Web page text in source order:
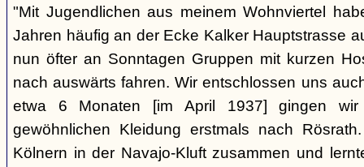
"Mit Jugendlichen aus meinem Wohnviertel
Jahren häufig an der Ecke Kalker Hauptstrasse
nun öfter an Sonntagen Gruppen mit kurzen
nach auswärts fahren. Wir entschlossen uns
etwa 6 Monaten [im April 1937] gingen
gewöhnlichen Kleidung erstmals nach
Kölnern in der Navajo-Kluft zusammen und